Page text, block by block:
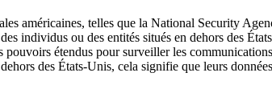
américaines, telles que la National Security
individus ou des entités situés en dehors des
étendus pour surveiller les
des États-Unis, cela signifie que leurs